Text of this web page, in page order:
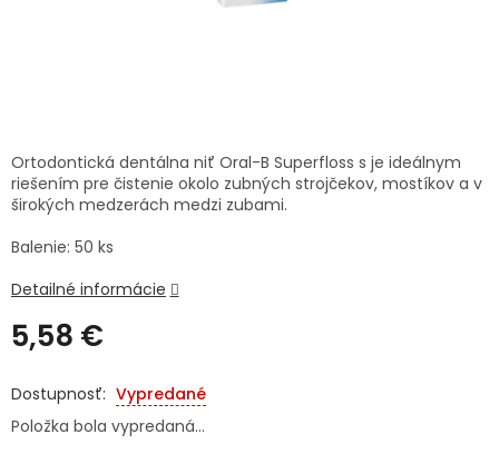
LIEKY
VETERINA
ZNAČKY
5,58 €
cena:
Vypredané
Položka bola vypredaná…
Ortodontická dentálna niť Oral-B Superfloss s je ideálnym
riešením pre čistenie okolo zubných strojčekov, mostíkov a v
širokých medzerách medzi zubami.
Balenie: 50 ks
Detailné informácie